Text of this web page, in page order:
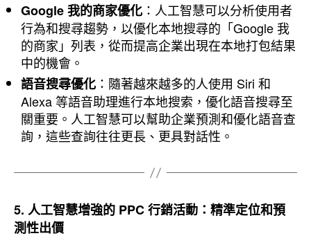
Google 我的商家優化 ：人工智慧可以分析使用者
行為和搜尋趨勢，以優化本地搜尋的「Google 我
的商家」列表，從而提高企業出現在本地打包結果
中的機會。
語音搜尋優化 ：隨著越來越多的人使用 Siri 和
Alexa 等語音助理進行本地搜索，優化語音搜尋至
關重要。人工智慧可以幫助企業預測和優化語音查
詢，這些查詢往往更長、更具對話性。
5. 人工智慧增強的 PPC 行銷活動：精準定位和預
測性出價